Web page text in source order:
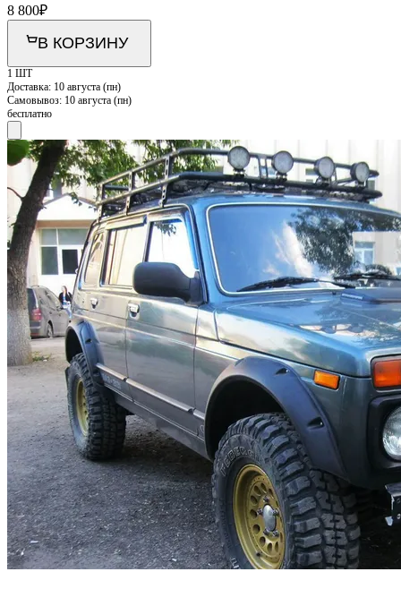
8 800₽
В КОРЗИНУ
1 ШТ
Доставка: 10 августа (пн)
Самовывоз: 10 августа (пн)
бесплатно